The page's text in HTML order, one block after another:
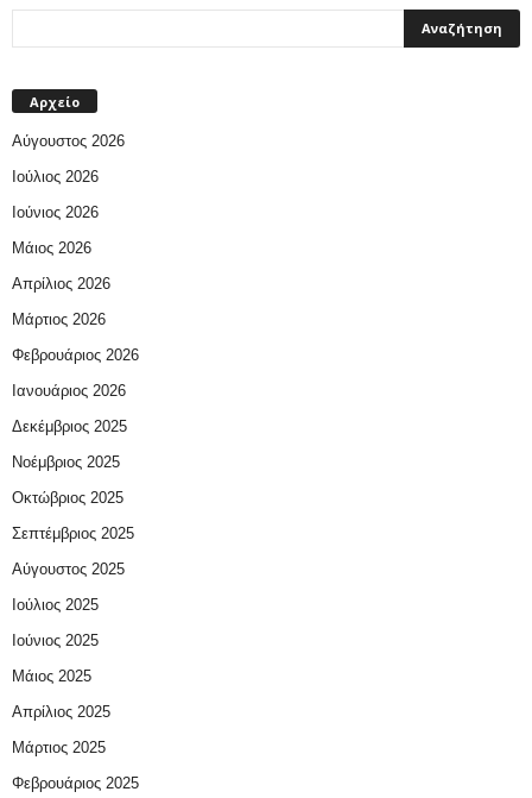
Αρχείο
Αύγουστος 2026
Ιούλιος 2026
Ιούνιος 2026
Μάιος 2026
Απρίλιος 2026
Μάρτιος 2026
Φεβρουάριος 2026
Ιανουάριος 2026
Δεκέμβριος 2025
Νοέμβριος 2025
Οκτώβριος 2025
Σεπτέμβριος 2025
Αύγουστος 2025
Ιούλιος 2025
Ιούνιος 2025
Μάιος 2025
Απρίλιος 2025
Μάρτιος 2025
Φεβρουάριος 2025